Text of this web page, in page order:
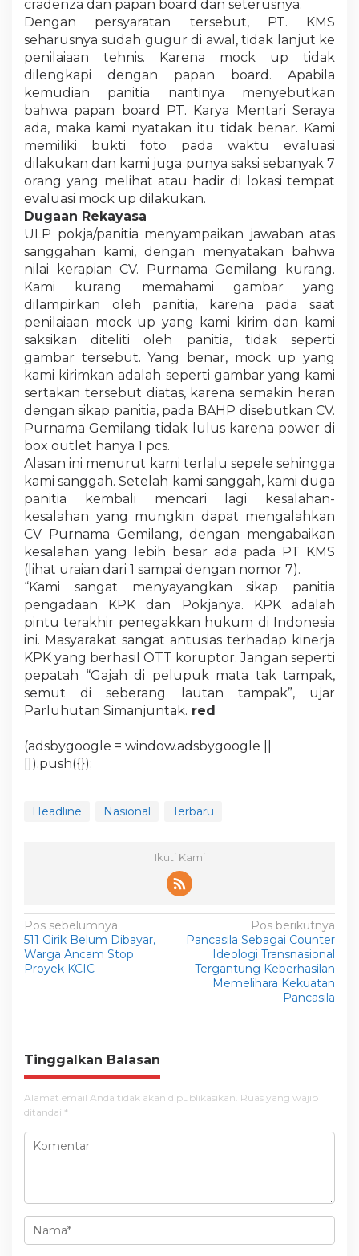
cradenza dan papan board dan seterusnya.
Dengan persyaratan tersebut, PT. KMS
seharusnya sudah gugur di awal, tidak lanjut ke
penilaiaan tehnis. Karena mock up tidak
dilengkapi dengan papan board. Apabila
kemudian panitia nantinya menyebutkan
bahwa papan board PT. Karya Mentari Seraya
ada, maka kami nyatakan itu tidak benar. Kami
memiliki bukti foto pada waktu evaluasi
dilakukan dan kami juga punya saksi sebanyak 7
orang yang melihat atau hadir di lokasi tempat
evaluasi mock up dilakukan.
Dugaan Rekayasa
ULP pokja/panitia menyampaikan jawaban atas
sanggahan kami, dengan menyatakan bahwa
nilai kerapian CV. Purnama Gemilang kurang.
Kami kurang memahami gambar yang
dilampirkan oleh panitia, karena pada saat
penilaiaan mock up yang kami kirim dan kami
saksikan diteliti oleh panitia, tidak seperti
gambar tersebut. Yang benar, mock up yang
kami kirimkan adalah seperti gambar yang kami
sertakan tersebut diatas, karena semakin heran
dengan sikap panitia, pada BAHP disebutkan CV.
Purnama Gemilang tidak lulus karena power di
box outlet hanya 1 pcs.
Alasan ini menurut kami terlalu sepele sehingga
kami sanggah. Setelah kami sanggah, kami duga
panitia kembali mencari lagi kesalahan-
kesalahan yang mungkin dapat mengalahkan
CV Purnama Gemilang, dengan mengabaikan
kesalahan yang lebih besar ada pada PT KMS
(lihat uraian dari 1 sampai dengan nomor 7).
“Kami sangat menyayangkan sikap panitia
pengadaan KPK dan Pokjanya. KPK adalah
pintu terakhir penegakkan hukum di Indonesia
ini. Masyarakat sangat antusias terhadap kinerja
KPK yang berhasil OTT koruptor. Jangan seperti
pepatah “Gajah di pelupuk mata tak tampak,
semut di seberang lautan tampak”, ujar
Parluhutan Simanjuntak. red
(adsbygoogle = window.adsbygoogle ||
[]).push({});
Headline Nasional Terbaru
Ikuti Kami
N
a
v
s
i
p
o
s
Pos sebelumnya
511 Girik Belum Dibayar,
Warga Ancam Stop
Proyek KCIC
Pos berikutnya
Pancasila Sebagai Counter
Ideologi Transnasional
Tergantung Keberhasilan
Memelihara Kekuatan
Pancasila
Tinggalkan Balasan
Alamat email Anda tidak akan dipublikasikan. Ruas yang wajib
ditandai *